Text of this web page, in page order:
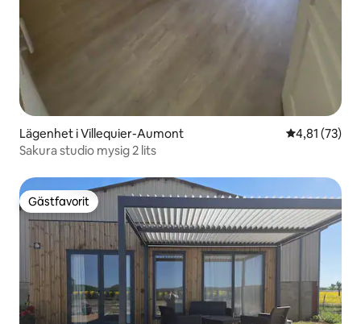
Lägenhet i Villequier-Aumont 4,81 av 5 i
4,81 (73)
Sakura studio mysig 2 lits
Gästfavorit
Gästfavorit